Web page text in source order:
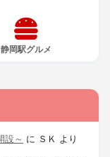
静岡駅グルメ
設～ に ＳＫ より